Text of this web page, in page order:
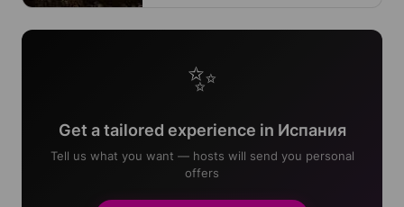
✨
Get a tailored experience in Испания
Tell us what you want — hosts will send you personal
offers